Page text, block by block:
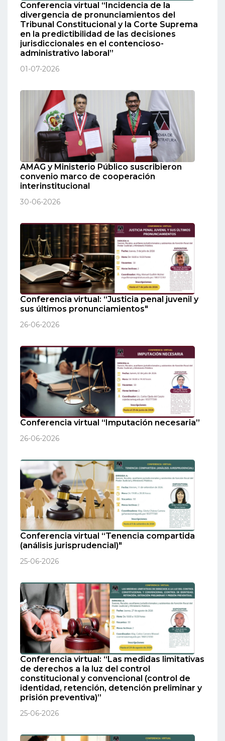
Conferencia virtual “Incidencia de la
divergencia de pronunciamientos del
Tribunal Constitucional y la Corte Suprema
en la predictibilidad de las decisiones
jurisdiccionales en el contencioso-
administrativo laboral”
01-07-2026
AMAG y Ministerio Público suscribieron
convenio marco de cooperación
interinstitucional
30-06-2026
Conferencia virtual: “Justicia penal juvenil y
sus últimos pronunciamientos"
26-06-2026
Conferencia virtual “Imputación necesaria”
26-06-2026
Conferencia virtual “Tenencia compartida
(análisis jurisprudencial)"
25-06-2026
Conferencia virtual: “Las medidas limitativas
de derechos a la luz del control
constitucional y convencional (control de
identidad, retención, detención preliminar y
prisión preventiva)”
25-06-2026